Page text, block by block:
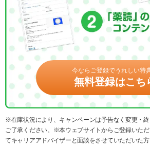
今ならご登録でうれしい特
無料登録はこち
※在庫状況により、キャンペーンは予告なく変更・終
ご了承ください。※本ウェブサイトからご登録いた
てキャリアアドバイザーと面談をさせていただいた方